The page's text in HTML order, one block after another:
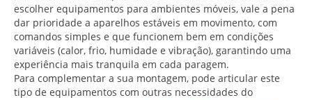
escolher equipamentos para ambientes móveis, vale a pena
dar prioridade a aparelhos estáveis em movimento, com
comandos simples e que funcionem bem em condições
variáveis (calor, frio, humidade e vibração), garantindo uma
experiência mais tranquila em cada paragem.
Para complementar a sua montagem, pode articular este
tipo de equipamentos com outras necessidades do